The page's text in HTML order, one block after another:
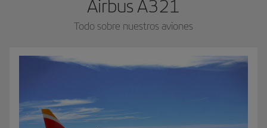
Airbus A321
Todo sobre nuestros aviones